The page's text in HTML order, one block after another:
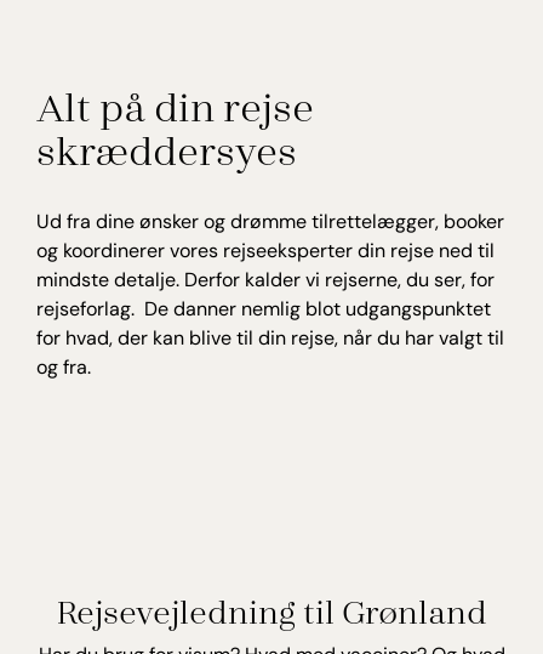
Alt på din rejse
skræddersyes
Ud fra dine ønsker og drømme tilrettelægger, booker
og koordinerer vores rejseeksperter din rejse ned til
mindste detalje. Derfor kalder vi rejserne, du ser, for
rejseforlag. De danner nemlig blot udgangspunktet
for hvad, der kan blive til din rejse, når du har valgt til
og fra.
Rejsevejledning til Grønland